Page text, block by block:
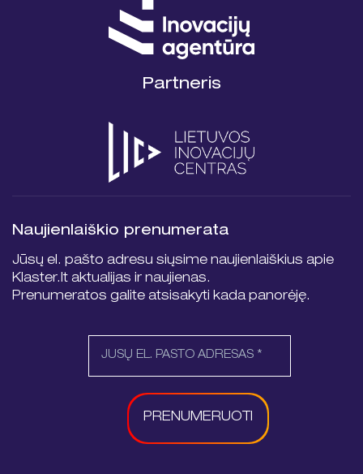
Partneris
Naujienlaiškio prenumerata
Jūsų el. pašto adresu siųsime naujienlaiškius apie
Klaster.lt aktualijas ir naujienas.
Prenumeratos galite atsisakyti kada panorėję.